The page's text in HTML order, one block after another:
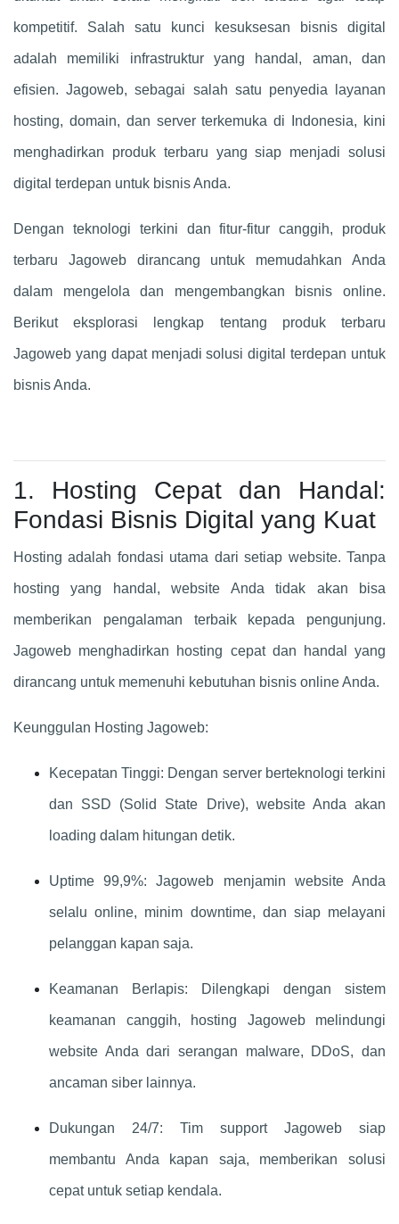
kompetitif. Salah satu kunci kesuksesan bisnis digital
adalah memiliki infrastruktur yang handal, aman, dan
efisien. Jagoweb, sebagai salah satu penyedia layanan
hosting, domain, dan server terkemuka di Indonesia, kini
menghadirkan produk terbaru yang siap menjadi solusi
digital terdepan untuk bisnis Anda.
Dengan teknologi terkini dan fitur-fitur canggih, produk
terbaru Jagoweb dirancang untuk memudahkan Anda
dalam mengelola dan mengembangkan bisnis online.
Berikut eksplorasi lengkap tentang produk terbaru
Jagoweb yang dapat menjadi solusi digital terdepan untuk
bisnis Anda.
1. Hosting Cepat dan Handal:
Fondasi Bisnis Digital yang Kuat
Hosting adalah fondasi utama dari setiap website. Tanpa
hosting yang handal, website Anda tidak akan bisa
memberikan pengalaman terbaik kepada pengunjung.
Jagoweb menghadirkan hosting cepat dan handal yang
dirancang untuk memenuhi kebutuhan bisnis online Anda.
Keunggulan Hosting Jagoweb:
Kecepatan Tinggi: Dengan server berteknologi terkini
dan SSD (Solid State Drive), website Anda akan
loading dalam hitungan detik.
Uptime 99,9%: Jagoweb menjamin website Anda
selalu online, minim downtime, dan siap melayani
pelanggan kapan saja.
Keamanan Berlapis: Dilengkapi dengan sistem
keamanan canggih, hosting Jagoweb melindungi
website Anda dari serangan malware, DDoS, dan
ancaman siber lainnya.
Dukungan 24/7: Tim support Jagoweb siap
membantu Anda kapan saja, memberikan solusi
cepat untuk setiap kendala.